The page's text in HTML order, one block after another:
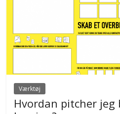
Værktøj
Hvordan pitcher jeg